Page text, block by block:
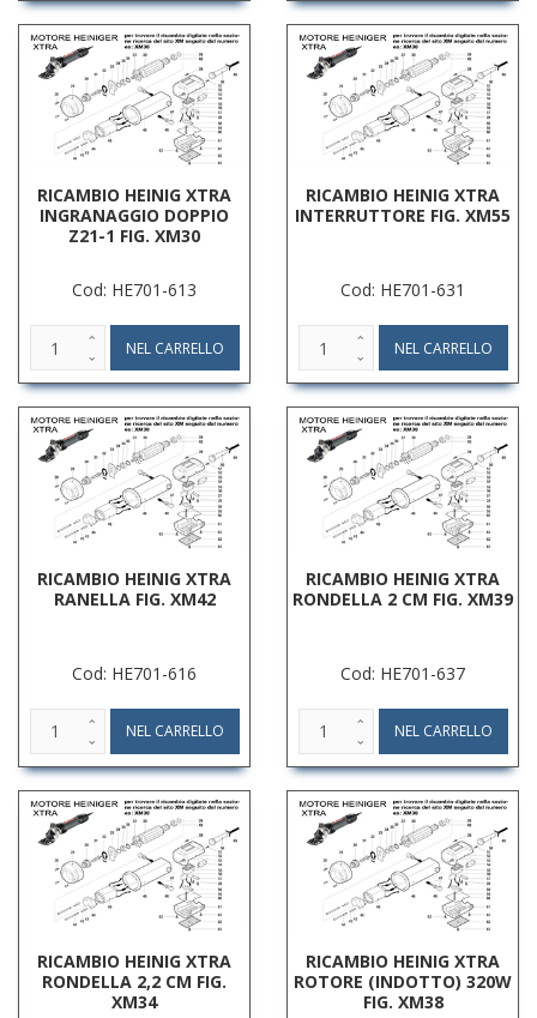
RICAMBIO HEINIG XTRA
INGRANAGGIO DOPPIO
Z21-1 FIG. XM30
Cod: HE701-613
RICAMBIO HEINIG XTRA
INTERRUTTORE FIG. XM55
Cod: HE701-631
RICAMBIO HEINIG XTRA
RANELLA FIG. XM42
Cod: HE701-616
RICAMBIO HEINIG XTRA
RONDELLA 2 CM FIG. XM39
Cod: HE701-637
RICAMBIO HEINIG XTRA
RONDELLA 2,2 CM FIG.
XM34
RICAMBIO HEINIG XTRA
ROTORE (INDOTTO) 320W
FIG. XM38